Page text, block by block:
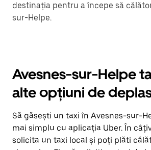
destinația pentru a începe să
sur-Helpe.
Avesnes-sur-Helpe
alte opțiuni de
Să găsești un taxi în Avesnes-sur-
mai simplu cu aplicația Uber. În
solicita un taxi local și poți plăti